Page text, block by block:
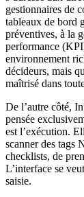
gestionnaires de
tableaux de bord
préventives, à la
performance
environnement
décideurs, mais
maîtrisé dans
De l’autre côté,
pensée
est l’exécution.
scanner des tags
checklists, de
L’interface se
saisie.